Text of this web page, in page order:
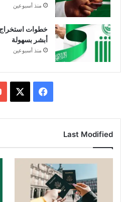
منذ أسبوعين
خطوات
أبشر بسهولة
منذ أسبوعين
فيسبوك
Last Modified